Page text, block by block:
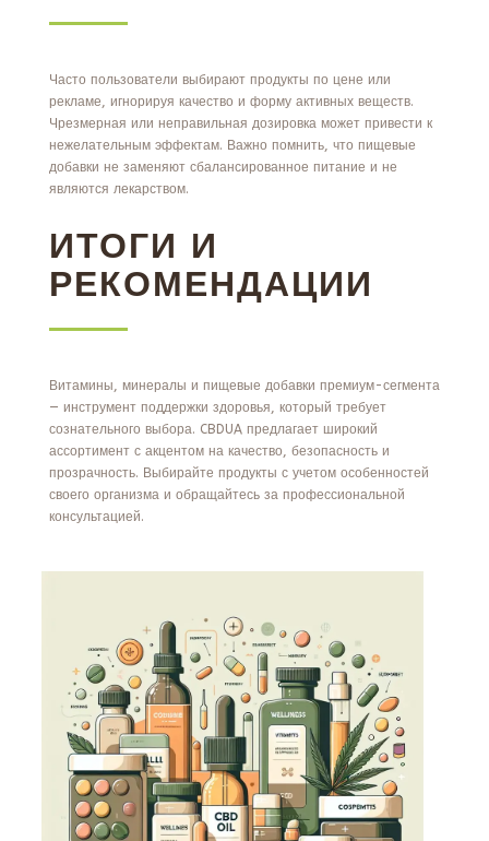
Часто пользователи выбирают продукты по цене или
рекламе, игнорируя качество и форму активных веществ.
Чрезмерная или неправильная дозировка может привести к
нежелательным эффектам. Важно помнить, что пищевые
добавки не заменяют сбалансированное питание и не
являются лекарством.
ИТОГИ И
РЕКОМЕНДАЦИИ
Витамины, минералы и пищевые добавки премиум-сегмента
— инструмент поддержки здоровья, который требует
сознательного выбора. CBDUA предлагает широкий
ассортимент с акцентом на качество, безопасность и
прозрачность. Выбирайте продукты с учетом особенностей
своего организма и обращайтесь за профессиональной
консультацией.